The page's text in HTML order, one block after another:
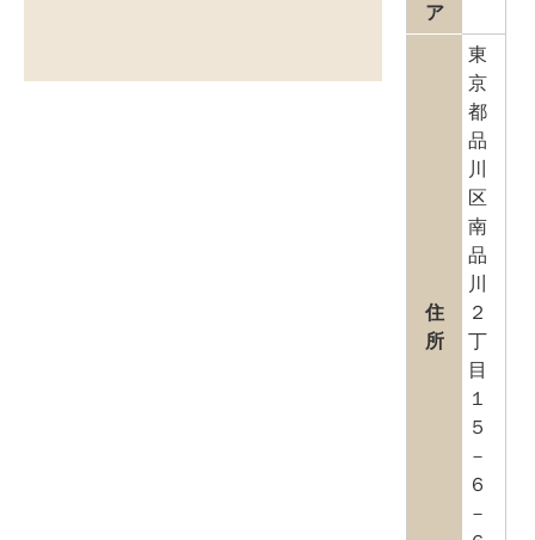
ア
住
所
東
京
都
品
川
区
南
品
川
２
丁
目
１
５
－
６
－